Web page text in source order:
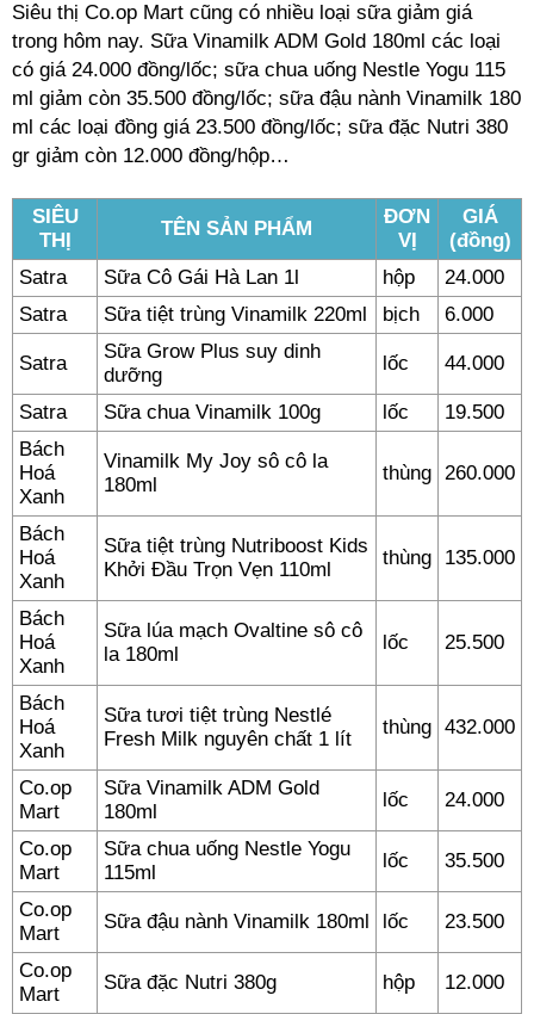
Siêu thị Co.op Mart cũng có nhiều loại sữa giảm giá
trong hôm nay. Sữa Vinamilk ADM Gold 180ml các loại
có giá 24.000 đồng/lốc; sữa chua uống Nestle Yogu 115
ml giảm còn 35.500 đồng/lốc; sữa đậu nành Vinamilk 180
ml các loại đồng giá 23.500 đồng/lốc; sữa đặc Nutri 380
gr giảm còn 12.000 đồng/hộp…
SIÊU
THỊ
TÊN SẢN PHẨM
ĐƠN
VỊ
GIÁ
(đồng)
Satra
Sữa Cô Gái Hà Lan 1l hộp
24.000
Satra
Sữa tiệt trùng Vinamilk 220ml bịch 6.000
Satra
Sữa Grow Plus suy dinh
dưỡng
lốc 44.000
Satra Sữa chua Vinamilk 100g lốc
19.500
Bách
Hoá
Xanh
Vinamilk My Joy sô cô la
180ml
thùng 260.000
Bách
Hoá
Xanh
Sữa tiệt trùng Nutriboost Kids
Khởi Đầu Trọn Vẹn 110ml
thùng 135.000
Bách
Hoá
Xanh
Sữa lúa mạch Ovaltine sô cô
la 180ml
lốc 25.500
Bách
Hoá
Xanh
Sữa tươi tiệt trùng Nestlé
Fresh Milk nguyên chất 1 lít
thùng 432.000
Co.op
Mart
Sữa Vinamilk ADM Gold
180ml
lốc 24.000
Co.op
Mart
Sữa chua uống Nestle Yogu
115ml
lốc 35.500
Co.op
Mart
Sữa đậu nành Vinamilk 180ml lốc 23.500
Co.op
Mart
Sữa đặc Nutri 380g hộp 12.000